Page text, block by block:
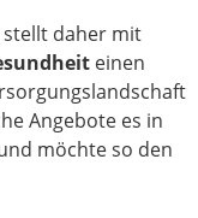
stellt daher mit
einen
Angebote es in
möchte so den